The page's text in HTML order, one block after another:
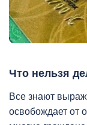
Что нельзя
Все знают
освобождает от